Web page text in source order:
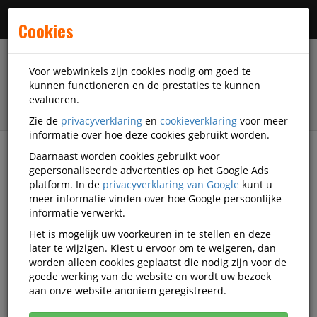
filter
Schrijfwaren
Pennen
Balpennen met drukknop
BIC Balpennen met drukknop
Cookies
Voor webwinkels zijn cookies nodig om goed te
kunnen functioneren en de prestaties te kunnen
evalueren.
Zie de privacyverklaring en cookieverklaring voor meer
informatie over hoe deze cookies gebruikt worden.
Daarnaast worden cookies gebruikt voor
gepersonaliseerde advertenties op het Google Ads
platform. In de privacyverklaring van Google kunt u
meer informatie vinden over hoe Google persoonlijke
informatie verwerkt.
Het is mogelijk uw voorkeuren in te stellen en deze
later te wijzigen. Kiest u ervoor om te weigeren, dan
worden alleen cookies geplaatst die nodig zijn voor de
goede werking van de website en wordt uw bezoek
aan onze website anoniem geregistreerd.